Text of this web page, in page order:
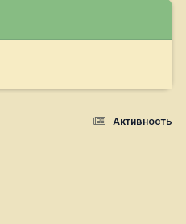
Активность